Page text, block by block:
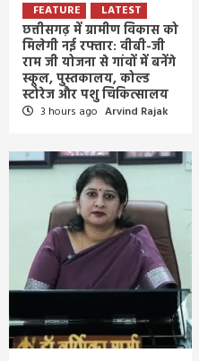
FEATURE
LATEST
छत्तीसगढ़ में ग्रामीण विकास को
मिलेगी नई रफ्तार: वीबी-जी
राम जी योजना से गांवों में बनेंगे
स्कूल, पुस्तकालय, कोल्ड
स्टोरेज और पशु चिकित्सालय
3 hours ago Arvind Rajak